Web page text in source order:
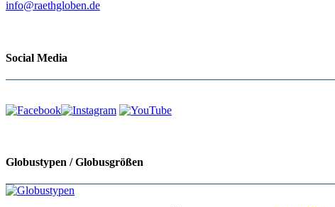
info@raethgloben.de
Social Media
Globustypen / Globusgrößen